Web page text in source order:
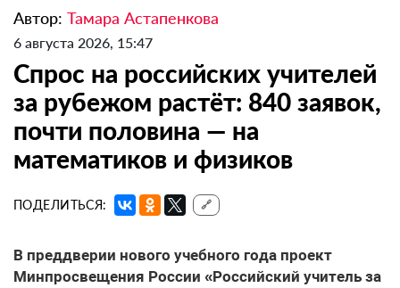
Автор: Тамара Астапенкова
6 августа 2026, 15:47
Спрос на российских учителей
за рубежом растёт: 840 заявок,
почти половина — на
математиков и физиков
ПОДЕЛИТЬСЯ: 🔗
В преддверии нового учебного года проект
Минпросвещения России «Российский учитель за